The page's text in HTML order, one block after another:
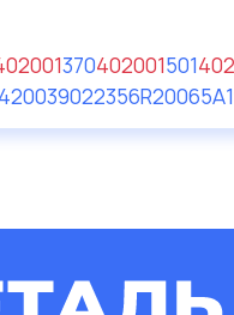
370402001501
022356R20065A1